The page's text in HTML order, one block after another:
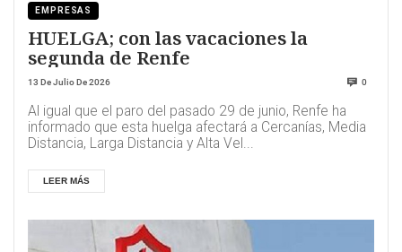
EMPRESAS
HUELGA; con las vacaciones la
segunda de Renfe
13 De Julio De 2026 0
Al igual que el paro del pasado 29 de junio, Renfe ha
informado que esta huelga afectará a Cercanías, Media
Distancia, Larga Distancia y Alta Vel...
LEER MÁS